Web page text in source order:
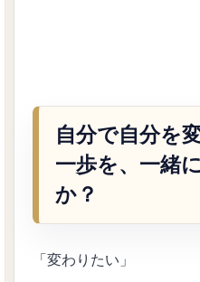
自分で自分を
一歩を、一緒
か？
「変わりたい」